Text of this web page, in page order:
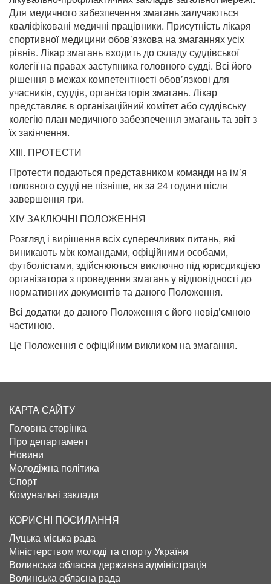
Для медичного забезпечення змагань залучаються
кваліфіковані медичні працівники. Присутність лікаря
спортивної медицини обов’язкова на змаганнях усіх
рівнів. Лікар змагань входить до складу суддівської
колегії на правах заступника головного судді. Всі його
рішення в межах компетентності обов’язкові для
учасників, суддів, організаторів змагань. Лікар
представляє в організаційний комітет або суддівську
колегію план медичного забезпечення змагань та звіт з
їх закінчення.
ХIІІ. ПРОТЕСТИ
Протести подаються представником команди на ім’я
головного судді не пізніше, як за 24 години після
завершення гри.
ХІV ЗАКЛЮЧНІ ПОЛОЖЕННЯ
Розгляд і вирішення всіх суперечливих питань, які
виникають між командами, офіційними особами,
футболістами, здійснюються виключно під юрисдикцією
організатора з проведення змагань у відповідності до
нормативних документів та даного Положення.
Всі додатки до даного Положення є його невід’ємною
частиною.
Це Положення є офіційним викликом на змагання.
КАРТА САЙТУ
Головна сторінка
Про департамент
Новини
Молодіжна політика
Спорт
Комунальні заклади
КОРИСНІ ПОСИЛАННЯ
Луцька міська рада
Міністерством молоді та спорту України
Волинська обласна державна адміністрація
Волинська обласна рада